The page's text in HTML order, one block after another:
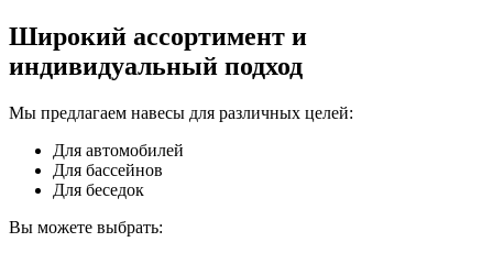
Широкий ассортимент и
индивидуальный подход
Мы предлагаем навесы для различных целей:
Для автомобилей
Для бассейнов
Для беседок
Вы можете выбрать: